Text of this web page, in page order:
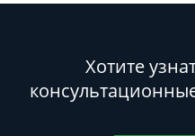
Хотите